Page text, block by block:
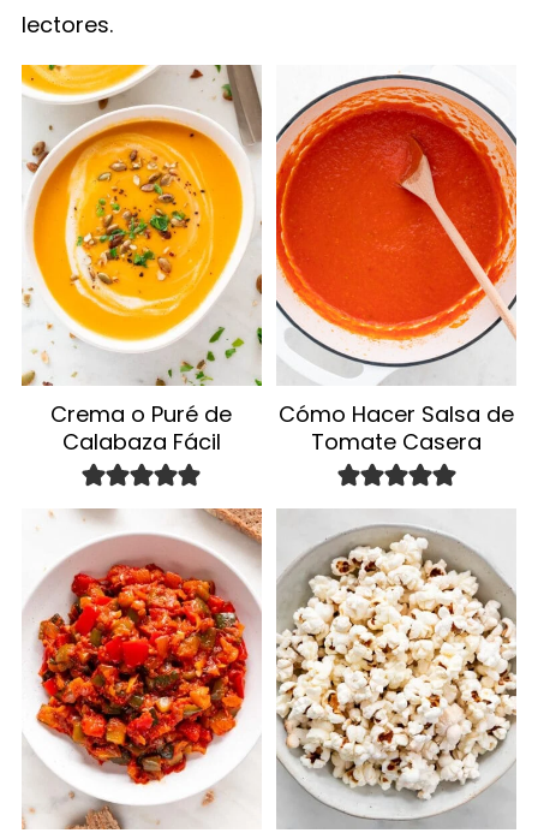
lectores.
Crema o Puré de
Calabaza Fácil
Cómo Hacer Salsa de
Tomate Casera